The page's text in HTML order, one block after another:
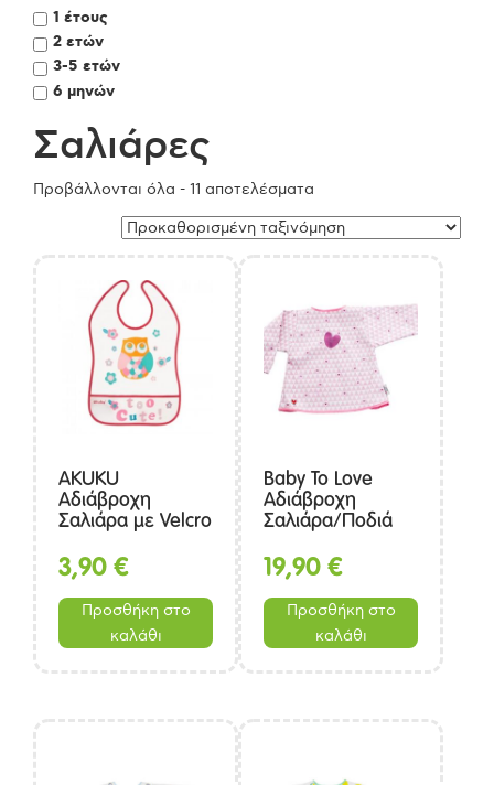
1 έτους
2 ετών
3-5 ετών
6 μηνών
Σαλιάρες
Προβάλλονται όλα - 11 αποτελέσματα
AKUKU
Αδιάβροχη
Σαλιάρα με Velcro
και Τσεπάκι
κουκουβάγια
3,90€
Προσθήκη στο
καλάθι
Baby To Love
Αδιάβροχη
Σαλιάρα/Ποδιά
με μανίκια – ροζ
καρδιά
19,90€
Προσθήκη στο
καλάθι